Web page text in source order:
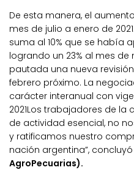
De esta manera, el
mes de julio a enero de
suma al 10% que se había
logrando un 23% al mes
pautada una nueva
febrero próximo. La
carácter interanual con
2021Los trabajadores de la
de actividad esencial, no
y ratificamos nuestro
nación argentina”, concluyó
AgroPecuarias).